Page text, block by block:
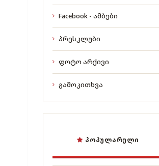
Facebook - ამბები
პრესკლუბი
ფოტო არქივი
გამოკითხვა
ᲞᲝᲞᲣᲚᲐᲠᲣᲚᲘ